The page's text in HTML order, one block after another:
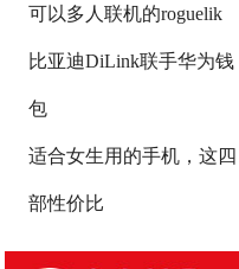
可以多人联机的roguelik
比亚迪DiLink联手华为钱
包
适合女生用的手机，这四
部性价比